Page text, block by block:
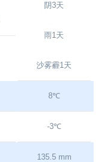
阴3天
雨1天
沙雾霾1天
8℃
-3℃
135.5 mm